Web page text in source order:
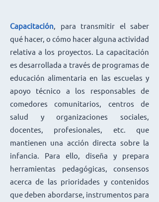
Capacitación, para transmitir el saber
qué hacer, o cómo hacer alguna actividad
relativa a los proyectos. La capacitación
es desarrollada a través de programas de
educación alimentaria en las escuelas y
apoyo técnico a los responsables de
comedores comunitarios, centros de
salud y organizaciones sociales,
docentes, profesionales, etc. que
mantienen una acción directa sobre la
infancia. Para ello, diseña y prepara
herramientas pedagógicas, consensos
acerca de las prioridades y contenidos
que deben abordarse, instrumentos para